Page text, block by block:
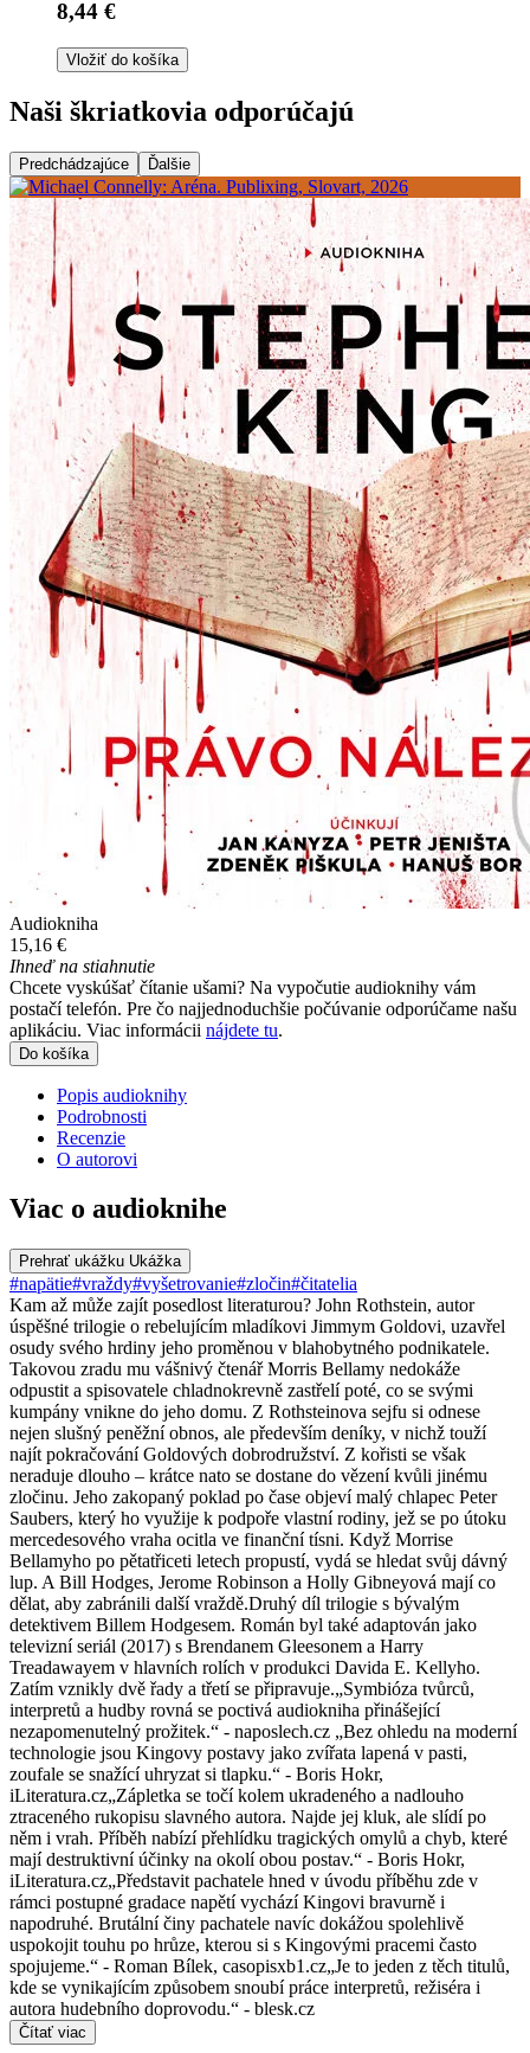
8,44 €
Vložiť do košíka
Naši škriatkovia odporúčajú
Predchádzajúce Ďalšie
Audiokniha
15,16 €
Ihneď na stiahnutie
Chcete vyskúšať čítanie ušami? Na vypočutie audioknihy vám
postačí telefón. Pre čo najjednoduchšie počúvanie odporúčame našu
aplikáciu. Viac informácii nájdete tu.
Do košíka
Popis audioknihy
Podrobnosti
Recenzie
O autorovi
Viac o audioknihe
Prehrať ukážku Ukážka
#napätie#vraždy#vyšetrovanie#zločin#čitatelia
Kam až může zajít posedlost literaturou? John Rothstein, autor
úspěšné trilogie o rebelujícím mladíkovi Jimmym Goldovi, uzavřel
osudy svého hrdiny jeho proměnou v blahobytného podnikatele.
Takovou zradu mu vášnivý čtenář Morris Bellamy nedokáže
odpustit a spisovatele chladnokrevně zastřelí poté, co se svými
kumpány vnikne do jeho domu. Z Rothsteinova sejfu si odnese
nejen slušný peněžní obnos, ale především deníky, v nichž touží
najít pokračování Goldových dobrodružství. Z kořisti se však
neraduje dlouho – krátce nato se dostane do vězení kvůli jinému
zločinu. Jeho zakopaný poklad po čase objeví malý chlapec Peter
Saubers, který ho využije k podpoře vlastní rodiny, jež se po útoku
mercedesového vraha ocitla ve finanční tísni. Když Morrise
Bellamyho po pětatřiceti letech propustí, vydá se hledat svůj dávný
lup. A Bill Hodges, Jerome Robinson a Holly Gibneyová mají co
dělat, aby zabránili další vraždě.Druhý díl trilogie s bývalým
detektivem Billem Hodgesem. Román byl také adaptován jako
televizní seriál (2017) s Brendanem Gleesonem a Harry
Treadawayem v hlavních rolích v produkci Davida E. Kellyho.
Zatím vznikly dvě řady a třetí se připravuje.„Symbióza tvůrců,
interpretů a hudby rovná se poctivá audiokniha přinášející
nezapomenutelný prožitek.“ - naposlech.cz „Bez ohledu na moderní
technologie jsou Kingovy postavy jako zvířata lapená v pasti,
zoufale se snažící uhryzat si tlapku.“ - Boris Hokr,
iLiteratura.cz„Zápletka se točí kolem ukradeného a nadlouho
ztraceného rukopisu slavného autora. Najde jej kluk, ale slídí po
něm i vrah. Příběh nabízí přehlídku tragických omylů a chyb, které
mají destruktivní účinky na okolí obou postav.“ - Boris Hokr,
iLiteratura.cz„Představit pachatele hned v úvodu příběhu zde v
rámci postupné gradace napětí vychází Kingovi bravurně i
napodruhé. Brutální činy pachatele navíc dokážou spolehlivě
uspokojit touhu po hrůze, kterou si s Kingovými pracemi často
spojujeme.“ - Roman Bílek, casopisxb1.cz„Je to jeden z těch titulů,
kde se vynikajícím způsobem snoubí práce interpretů, režiséra i
autora hudebního doprovodu.“ - blesk.cz
Čítať viac